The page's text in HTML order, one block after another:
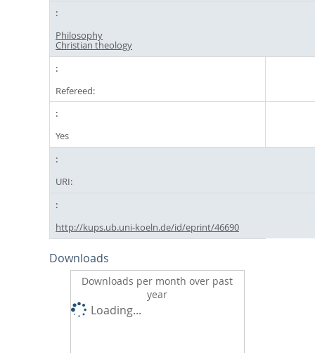
Philosophy
Christian theology
Refereed:
Yes
URI:
http://kups.ub.uni-koeln.de/id/eprint/46690
Downloads
Downloads per month over past
year
Loading...